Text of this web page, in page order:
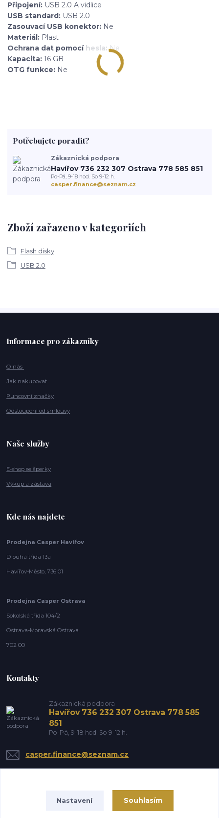
Připojení: USB 2.0 A vidlice
USB standard: USB 2.0
Zasouvací USB konektor: Ne
Materiál: Plast
Ochrana dat pomocí hesla:Ne
Kapacita: 16 GB
OTG funkce: Ne
Zboží zařazeno v kategoriích
Flash disky
USB 2.0
Potřebujete poradit?
Zákaznická podpora
Havířov 736 232 307 Ostrava 778 585 851
Po-Pá, 9-18 hod. So 9-12 h.
casper.finance@seznam.cz
Informace pro zákazníky
O nás
Jak nakupovat
Puncovní značky
Odstoupení od smlouvy
Naše služby
E-shop se šperky
Výkup a zástava
Kde nás najdete
Prodejna Casper Havířov
Dlouhá třída 13a
Havířov-Město, 736 01
Prodejna Casper Ostrava
Sokolská třída 104/2
Ostrava-Moravská Ostrava
702 00
Kontakty
Zákaznická podpora
Havířov 736 232 307 Ostrava 778 585
851
Po-Pá, 9-18 hod. So 9-12 h.
casper.finance@seznam.cz
Nastavení Souhlasím